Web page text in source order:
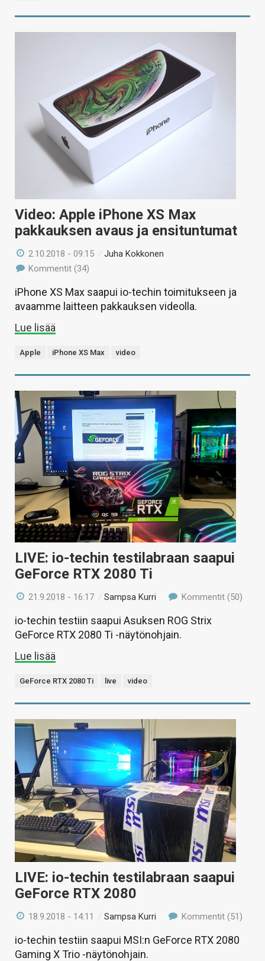
Video: Apple iPhone XS Max
pakkauksen avaus ja ensituntumat
2.10.2018 - 09:15 /Juha Kokkonen
Kommentit (34)
iPhone XS Max saapui io-techin toimitukseen ja
avaamme laitteen pakkauksen videolla.
Lue lisää
Apple iPhone XS Max video
LIVE: io-techin testilabraan saapui
GeForce RTX 2080 Ti
21.9.2018 - 16:17 /Sampsa Kurri Kommentit (50)
io-techin testiin saapui Asuksen ROG Strix
GeForce RTX 2080 Ti -näytönohjain.
Lue lisää
GeForce RTX 2080 Ti live video
LIVE: io-techin testilabraan saapui
GeForce RTX 2080
18.9.2018 - 14:11 /Sampsa Kurri Kommentit (51)
io-techin testiin saapui MSI:n GeForce RTX 2080
Gaming X Trio -näytönohjain.